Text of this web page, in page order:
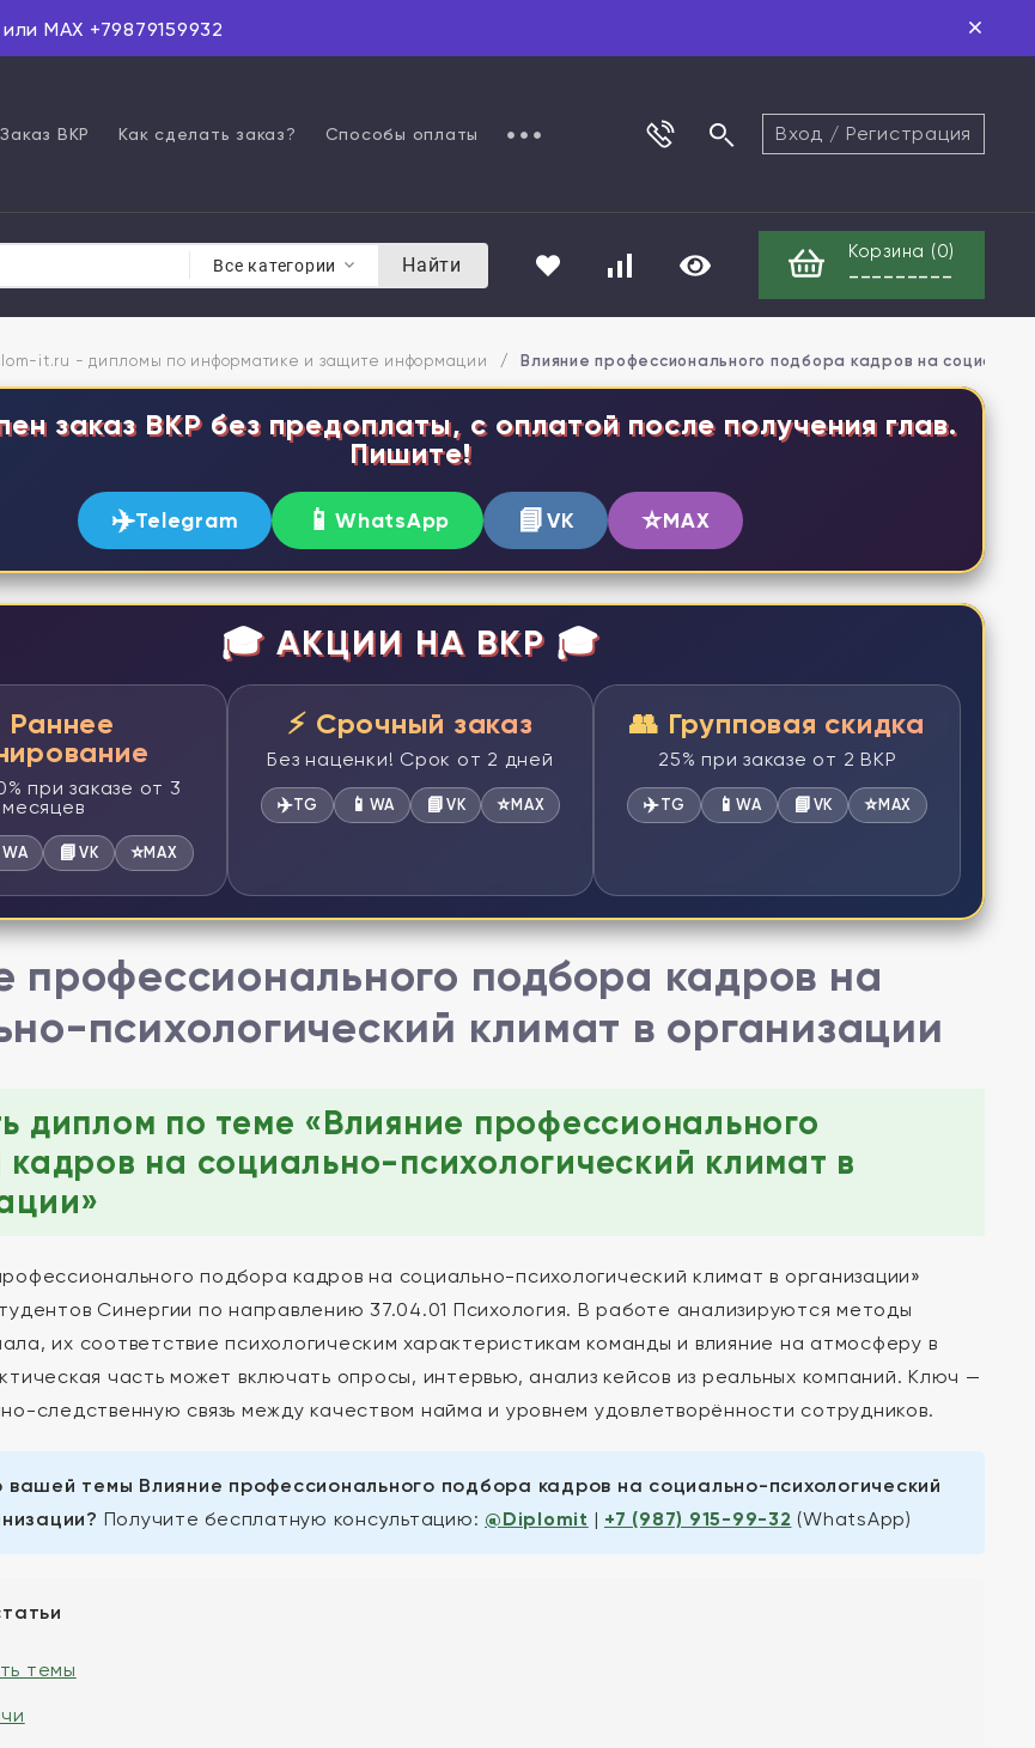
MAX +79879159932
Заказ ВКР Как сделать заказ? Способы оплаты Вход / Регистрация
Все категории Найти
Корзина (0)
---------
it.ru - дипломы по информатике и защите информации / Влияние профессионального подбора кадров на
заказ ВКР без предоплаты, с оплатой после получения глав.
Пишите!
✈️Telegram 📱WhatsApp 📘VK ⭐MAX
🎓 АКЦИИ НА ВКР 🎓
Раннее
при заказе от 3
месяцев
WA 📘VK ⭐MAX
⚡ Срочный заказ
Без наценки! Срок от 2 дней
✈️TG 📱 WA 📘 VK ⭐MAX
👥 Групповая скидка
25% при заказе от 2 ВКР
✈️TG 📱WA 📘 VK ⭐MAX
профессионального подбора кадров на
психологический климат в организации
диплом по теме «Влияние профессионального
кадров на социально-психологический климат в
подбора кадров на социально-психологический климат в организации»
Синергии по направлению 37.04.01 Психология. В работе анализируются методы
их соответствие психологическим характеристикам команды и влияние на атмосферу в
часть может включать опросы, интервью, анализ кейсов из реальных компаний. Ключ —
следственную связь между качеством найма и уровнем удовлетворённости сотрудников.
темы Влияние профессионального подбора кадров на социально-психологический
Получите бесплатную консультацию: @Diplomit | +7 (987) 915-99-32 (WhatsApp)
темы